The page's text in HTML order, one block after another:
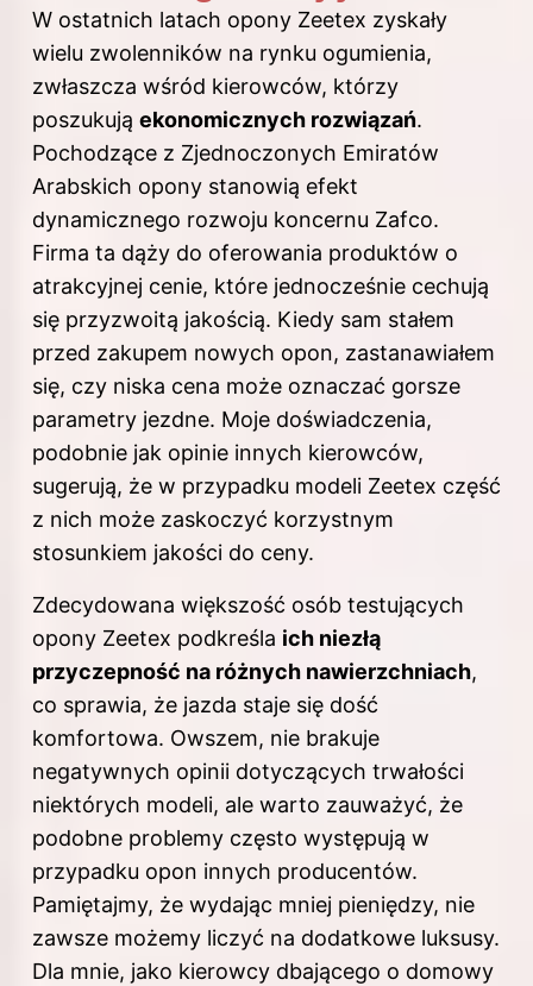
W ostatnich latach opony Zeetex zyskały
wielu zwolenników na rynku ogumienia,
zwłaszcza wśród kierowców, którzy
poszukują ekonomicznych rozwiązań.
Pochodzące z Zjednoczonych Emiratów
Arabskich opony stanowią efekt
dynamicznego rozwoju koncernu Zafco.
Firma ta dąży do oferowania produktów o
atrakcyjnej cenie, które jednocześnie cechują
się przyzwoitą jakością. Kiedy sam stałem
przed zakupem nowych opon, zastanawiałem
się, czy niska cena może oznaczać gorsze
parametry jezdne. Moje doświadczenia,
podobnie jak opinie innych kierowców,
sugerują, że w przypadku modeli Zeetex część
z nich może zaskoczyć korzystnym
stosunkiem jakości do ceny.
Zdecydowana większość osób testujących
opony Zeetex podkreśla ich niezłą
przyczepność na różnych nawierzchniach,
co sprawia, że jazda staje się dość
komfortowa. Owszem, nie brakuje
negatywnych opinii dotyczących trwałości
niektórych modeli, ale warto zauważyć, że
podobne problemy często występują w
przypadku opon innych producentów.
Pamiętajmy, że wydając mniej pieniędzy, nie
zawsze możemy liczyć na dodatkowe luksusy.
Dla mnie, jako kierowcy dbającego o domowy